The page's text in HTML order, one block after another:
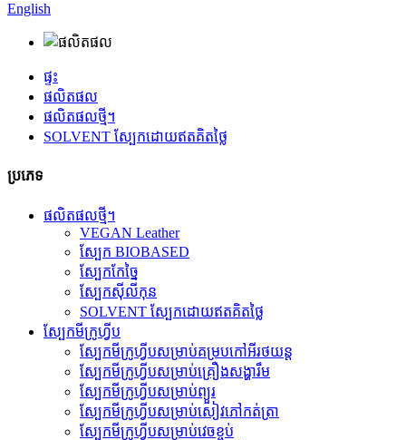
English
ផ្ទះ
ផលិតផល
ផលិតផលថ្មី។
SOLVENT ស្បែកដោយឥតគិតថ្លៃ
ប្រភេទ
ផលិតផលថ្មី។
VEGAN Leather
ស្បែក BIOBASED
ស្បែកកែច្នៃ
ស្បែកស៊ីលីកុន
SOLVENT ស្បែកដោយឥតគិតថ្លៃ
ស្បែកមីក្រូហ្វីប
ស្បែកមីក្រូហ្វីបសម្រាប់គម្របកៅអីរថយន្ត
ស្បែកមីក្រូហ្វីបសម្រាប់គ្រឿងសង្ហារឹម
ស្បែកមីក្រូហ្វីបសម្រាប់ព្យួរ
ស្បែកមីក្រូហ្វីបសម្រាប់សៀវភៅកត់ត្រា
ស្បែកមីក្រូហ្វីបសម្រាប់វេចខ្ចប់